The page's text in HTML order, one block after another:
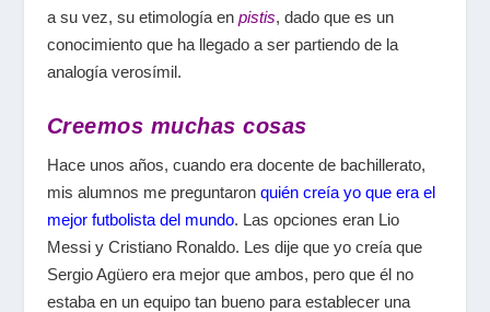
a su vez, su etimología en pistis, dado que es un
conocimiento que ha llegado a ser partiendo de la
analogía verosímil.
Creemos muchas cosas
Hace unos años, cuando era docente de bachillerato,
mis alumnos me preguntaron quién creía yo que era el
mejor futbolista del mundo. Las opciones eran Lio
Messi y Cristiano Ronaldo. Les dije que yo creía que
Sergio Agüero era mejor que ambos, pero que él no
estaba en un equipo tan bueno para establecer una